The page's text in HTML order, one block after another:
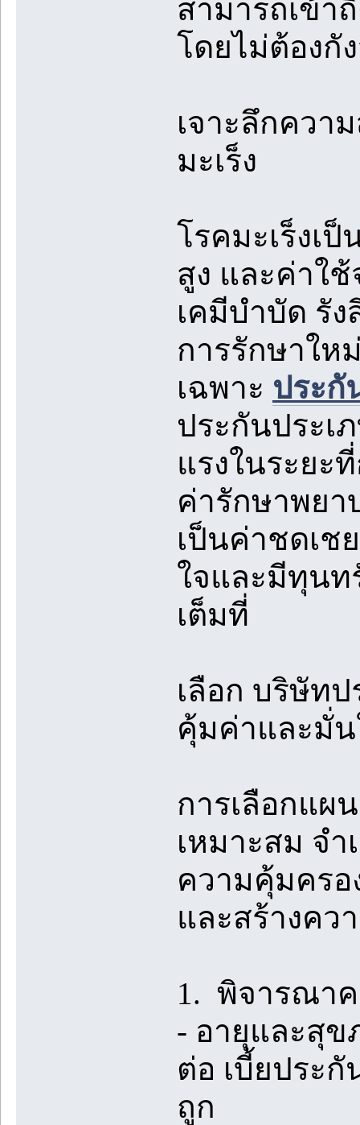
สามารถเข้า
โดยไม่ต้องกั
เจาะลึกควา
มะเร็ง
โรคมะเร็งเ
สูง และค่าใ
เคมีบำบัด รั
การรักษาให
เฉพาะ ประกั
ประกันประเ
แรงในระยะ
ค่ารักษาพยา
เป็นค่าชดเช
ใจและมีทุนท
เต็มที่
เลือก บริษัท
คุ้มค่าและมั่น
การเลือกแผ
เหมาะสม จ
ความคุ้มคร
และสร้างคว
1. พิจารณา
- อายุและสุ
ต่อ เบี้ยประ
ถูก